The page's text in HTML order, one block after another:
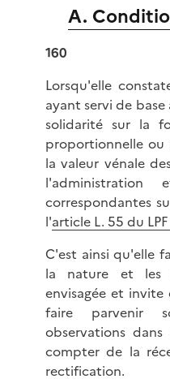
A.
160
Lorsqu'elle
ayant servi de
solidarité sur la
proportionnelle ou
la valeur vénale
l'administration
correspondantes
l'article L. 55 du LPF
C'est ainsi qu'elle
la nature et les
envisagée et invite
faire parvenir
observations
compter de la
rectification.